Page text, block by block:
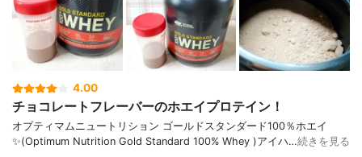
4.00
チョコレートフレーバーのホエイプロテイン！
オプティマムニュートリション ゴールドスタンダード100％ホエイ
✨(Optimum Nutrition Gold Standard 100% Whey )アイハ…続きを見る